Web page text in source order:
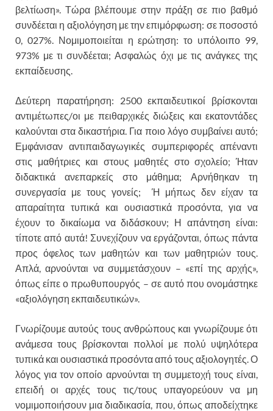
βελτίωση». Τώρα βλέπουμε στην πράξη σε πιο βαθμό
συνδέεται η αξιολόγηση με την επιμόρφωση: σε ποσοστό
0, 027%. Νομιμοποιείται η ερώτηση: το υπόλοιπο 99,
973% με τι συνδέεται; Ασφαλώς όχι με τις ανάγκες της
εκπαίδευσης.
Δεύτερη παρατήρηση: 2500 εκπαιδευτικοί βρίσκονται
αντιμέτωπες/οι με πειθαρχικές διώξεις και εκατοντάδες
καλούνται στα δικαστήρια. Για ποιο λόγο συμβαίνει αυτό;
Εμφάνισαν αντιπαιδαγωγικές συμπεριφορές απέναντι
στις μαθήτριες και στους μαθητές στο σχολείο; Ήταν
διδακτικά ανεπαρκείς στο μάθημα; Αρνήθηκαν τη
συνεργασία με τους γονείς; Ή μήπως δεν είχαν τα
απαραίτητα τυπικά και ουσιαστικά προσόντα, για να
έχουν το δικαίωμα να διδάσκουν; Η απάντηση είναι:
τίποτε από αυτά! Συνεχίζουν να εργάζονται, όπως πάντα
προς όφελος των μαθητών και των μαθητριών τους.
Απλά, αρνούνται να συμμετάσχουν – «επί της αρχής»,
όπως είπε ο πρωθυπουργός – σε αυτό που ονομάστηκε
«αξιολόγηση εκπαιδευτικών».
Γνωρίζουμε αυτούς τους ανθρώπους και γνωρίζουμε ότι
ανάμεσα τους βρίσκονται πολλοί με πολύ υψηλότερα
τυπικά και ουσιαστικά προσόντα από τους αξιολογητές. Ο
λόγος για τον οποίο αρνούνται τη συμμετοχή τους είναι,
επειδή οι αρχές τους τις/τους υπαγορεύουν να μη
νομιμοποιήσουν μια διαδικασία, που, όπως αποδείχτηκε